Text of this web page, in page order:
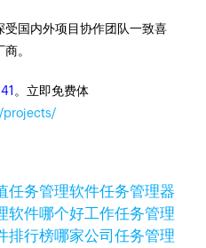
受国内外项目协作团队一致喜
。
。立即免费体
projects/
任务管理软件任务管理器
软件哪个好工作任务管理
排行榜哪家公司任务管理